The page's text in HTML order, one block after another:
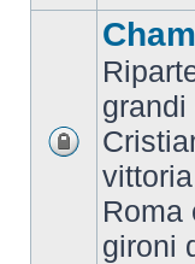
Roma
gironi